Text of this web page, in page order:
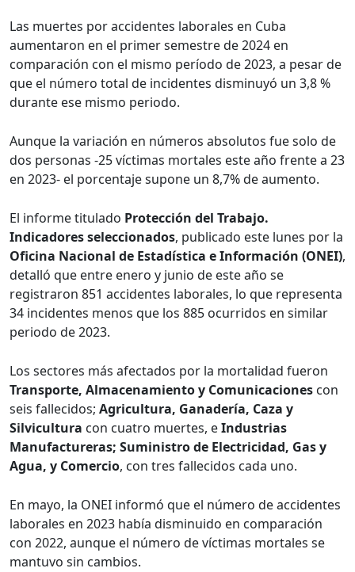
Las muertes por accidentes laborales en Cuba
aumentaron en el primer semestre de 2024 en
comparación con el mismo período de 2023, a pesar de
que el número total de incidentes disminuyó un 3,8 %
durante ese mismo periodo.
Aunque la variación en números absolutos fue solo de
dos personas -25 víctimas mortales este año frente a 23
en 2023- el porcentaje supone un 8,7% de aumento.
El informe titulado Protección del Trabajo.
Indicadores seleccionados, publicado este lunes por la
Oficina Nacional de Estadística e Información (ONEI),
detalló que entre enero y junio de este año se
registraron 851 accidentes laborales, lo que representa
34 incidentes menos que los 885 ocurridos en similar
periodo de 2023.
Los sectores más afectados por la mortalidad fueron
Transporte, Almacenamiento y Comunicaciones con
seis fallecidos; Agricultura, Ganadería, Caza y
Silvicultura con cuatro muertes, eIndustrias
Manufactureras; Suministro de Electricidad, Gas y
Agua, y Comercio, con tres fallecidos cada uno.
En mayo, la ONEI informó que el número de accidentes
laborales en 2023 había disminuido en comparación
con 2022, aunque el número de víctimas mortales se
mantuvo sin cambios.